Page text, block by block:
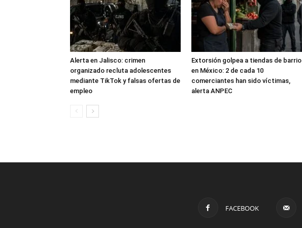
Alerta en Jalisco: crimen
organizado recluta adolescentes
mediante TikTok y falsas ofertas de
empleo
Extorsión golpea a tiendas de barrio
en México: 2 de cada 10
comerciantes han sido víctimas,
alerta ANPEC
FACEBOOK